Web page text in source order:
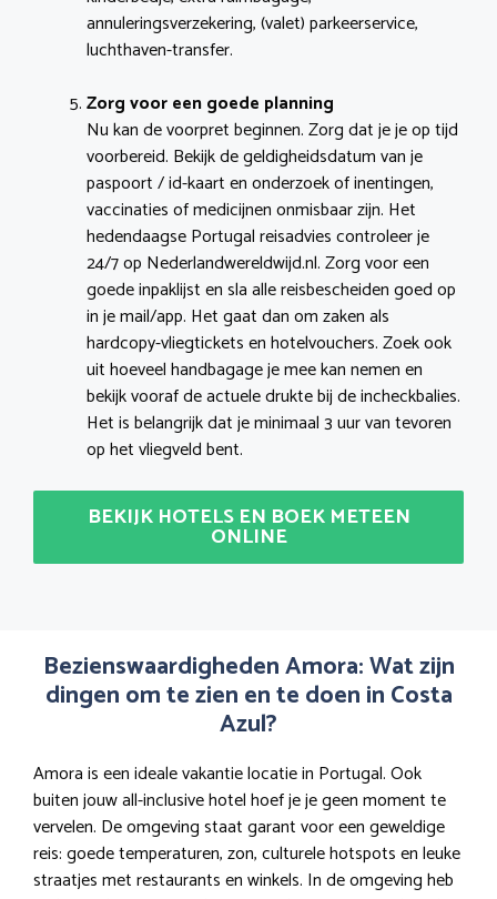
annuleringsverzekering, (valet) parkeerservice,
luchthaven-transfer.
Zorg voor een goede planning
Nu kan de voorpret beginnen. Zorg dat je je op tijd
voorbereid. Bekijk de geldigheidsdatum van je
paspoort / id-kaart en onderzoek of inentingen,
vaccinaties of medicijnen onmisbaar zijn. Het
hedendaagse Portugal reisadvies controleer je
24/7 op Nederlandwereldwijd.nl. Zorg voor een
goede inpaklijst en sla alle reisbescheiden goed op
in je mail/app. Het gaat dan om zaken als
hardcopy-vliegtickets en hotelvouchers. Zoek ook
uit hoeveel handbagage je mee kan nemen en
bekijk vooraf de actuele drukte bij de incheckbalies.
Het is belangrijk dat je minimaal 3 uur van tevoren
op het vliegveld bent.
BEKIJK HOTELS EN BOEK METEEN
ONLINE
Bezienswaardigheden Amora: Wat zijn
dingen om te zien en te doen in Costa
Azul?
Amora is een ideale vakantie locatie in Portugal. Ook
buiten jouw all-inclusive hotel hoef je je geen moment te
vervelen. De omgeving staat garant voor een geweldige
reis: goede temperaturen, zon, culturele hotspots en leuke
straatjes met restaurants en winkels. In de omgeving heb